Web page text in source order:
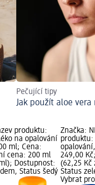
Pečující tipy
Jak použít aloe vera
produktu:
na opalování
ml; Cena:
cena: 200 ml
Dostupnost:
Status šedý
Značka:
produktu:
249,00
(62,25 Kč
Status
Vybrat